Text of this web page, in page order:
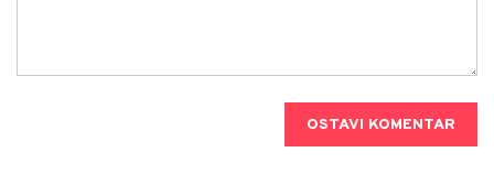
OSTAVI KOMENTAR